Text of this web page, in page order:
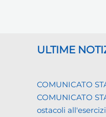
ULTIME
COMUNICATO
COMUNICATO
ostacoli